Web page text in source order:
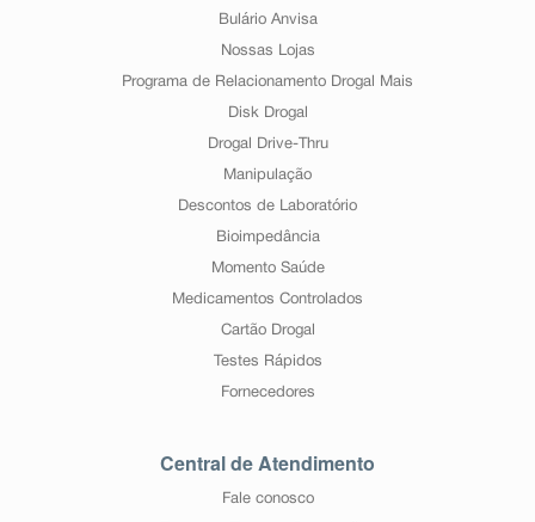
Bulário Anvisa
Nossas Lojas
Programa de Relacionamento Drogal Mais
Disk Drogal
Drogal Drive-Thru
Manipulação
Descontos de Laboratório
Bioimpedância
Momento Saúde
Medicamentos Controlados
Cartão Drogal
Testes Rápidos
Fornecedores
Central de Atendimento
Fale conosco